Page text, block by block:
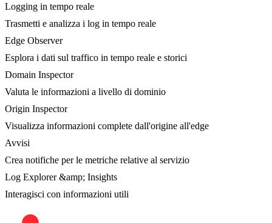
Logging in tempo reale
Trasmetti e analizza i log in tempo reale
Edge Observer
Esplora i dati sul traffico in tempo reale e storici
Domain Inspector
Valuta le informazioni a livello di dominio
Origin Inspector
Visualizza informazioni complete dall'origine all'edge
Avvisi
Crea notifiche per le metriche relative al servizio
Log Explorer &amp; Insights
Interagisci con informazioni utili